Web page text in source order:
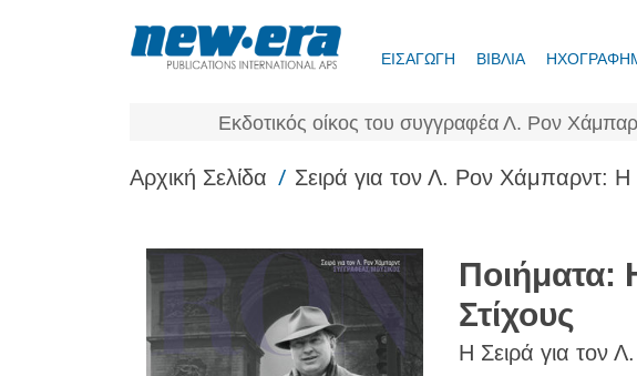
ΕΙΣΑΓΩΓΗ ΒΙΒΛΙΑ
Εκδοτικός οίκος του συγγραφέα Λ. Ρον
Αρχική Σελίδα / Σειρά για τον Λ. Ρον Χάμπαρντ:
Στίχους
Η Σειρά για τον